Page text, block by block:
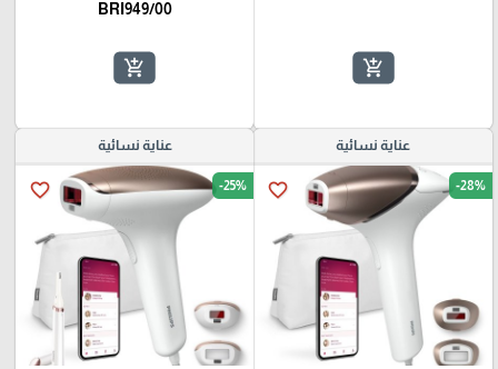
add_shopping_cart
BRI949/00
add_shopping_cart
عناية نسائية
favorite_border -28%
عناية نسائية
favorite_border -25%